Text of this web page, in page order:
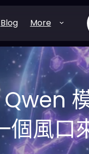
Blog More
個風口